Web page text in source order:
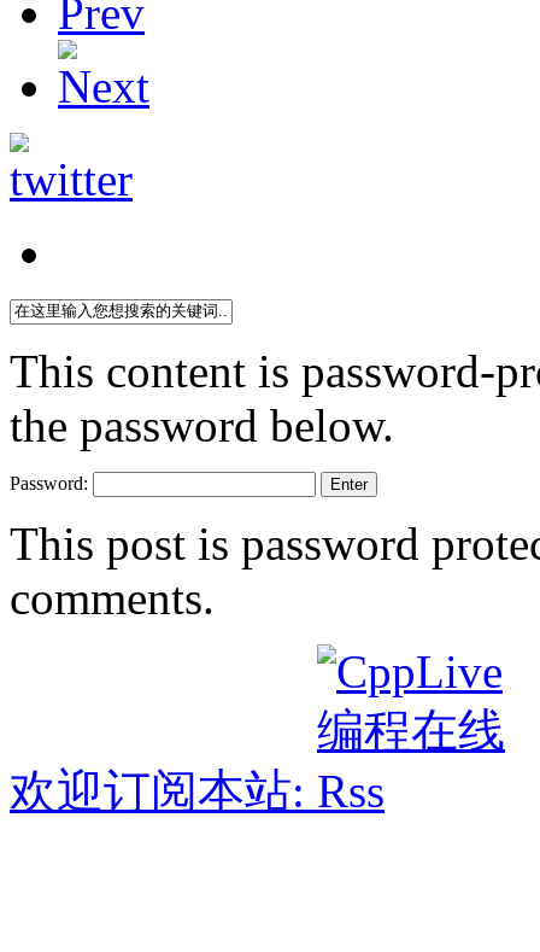
This content is password-
the password below.
Password:
This post is password
comments.
欢迎订阅本站: